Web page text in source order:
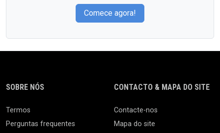
Comece agora!
SOBRE NÓS
Termos
Perguntas frequentes
CONTACTO & MAPA DO SITE
Contacte-nos
Mapa do site